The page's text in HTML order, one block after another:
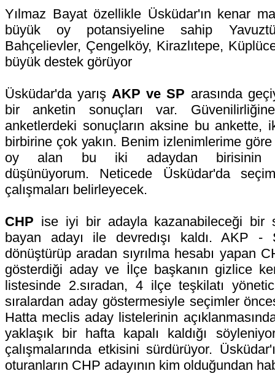
Yılmaz Bayat özellikle Üsküdar'ın kenar
büyük oy potansiyeline sahip
Bahçelievler, Çengelköy, Kirazlıtepe,
büyük destek görüyor
Üsküdar'da yarışAKP ve SP arasında
bir anketin sonuçları var.
anketlerdeki sonuçların aksine bu ankette,
birbirine çok yakın. Benim izlenimlerime
oy alan bu iki adaydan birisinin
düşünüyorum. Neticede Üsküdar'da
çalışmaları belirleyecek.
CHP ise iyi bir adayla kazanabileceği bir
bayan adayı ile devredışı kaldı. AKP -
dönüştürüp aradan sıyrılma hesabı yapan
gösterdiği aday ve İlçe başkanın gizlice
listesinde 2.sıradan, 4 ilçe teşkilatı
sıralardan aday göstermesiyle seçimler
Hatta meclis aday listelerinin
yaklaşık bir hafta kapalı kaldığı
çalışmalarında etkisini sürdürüyor.
oturanların CHP adayının kim olduğundan